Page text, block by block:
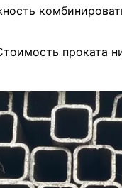
проката